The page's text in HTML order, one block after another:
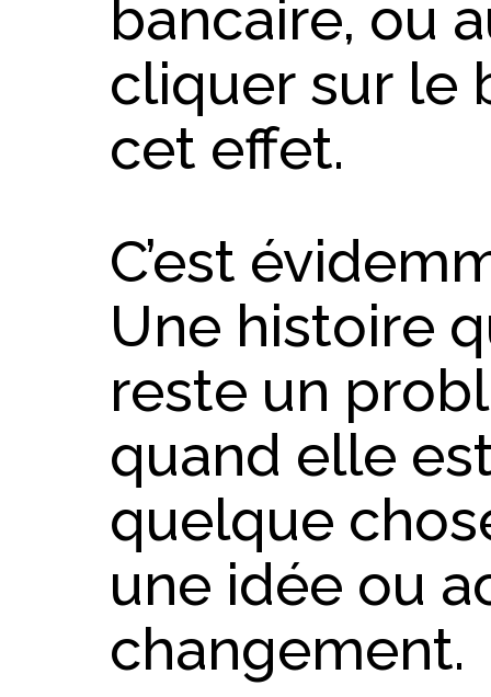
bancaire, ou
cliquer sur le
cet effet.
C’est
Une histoire
reste un
quand elle
quelque
une idée ou
changement.